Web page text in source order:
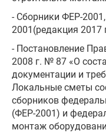
- Сборники ФЕР-
2001(редакция
- Постановление
2008 г. № 87 «О
документации и
Локальные сметы
сборников
(ФЕР-2001) и
монтаж